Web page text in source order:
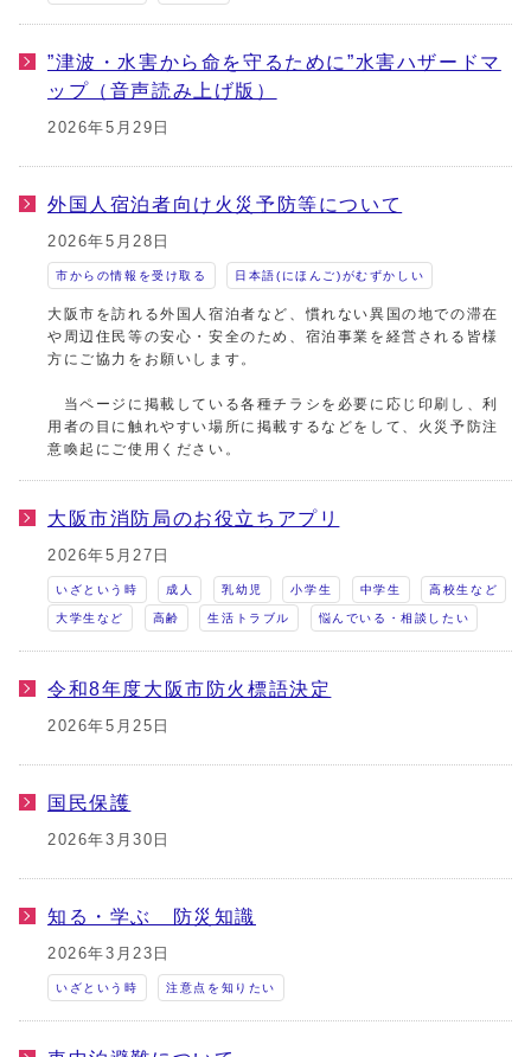
”津波・水害から命を守るために”水害ハザードマ
ップ（音声読み上げ版）
2026年5月29日
外国人宿泊者向け火災予防等について
2026年5月28日
市からの情報を受け取る 日本語(にほんご)がむずかしい
大阪市を訪れる外国人宿泊者など、慣れない異国の地での滞在
や周辺住民等の安心・安全のため、宿泊事業を経営される皆様
方にご協力をお願いします。
当ページに掲載している各種チラシを必要に応じ印刷し、利
用者の目に触れやすい場所に掲載するなどをして、火災予防注
意喚起にご使用ください。
大阪市消防局のお役立ちアプリ
2026年5月27日
いざという時 成人 乳幼児 小学生 中学生 高校生など
大学生など 高齢 生活トラブル 悩んでいる・相談したい
令和8年度大阪市防火標語決定
2026年5月25日
国民保護
2026年3月30日
知る・学ぶ 防災知識
2026年3月23日
いざという時 注意点を知りたい